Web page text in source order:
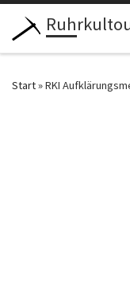
Zum Inhalt springen
Start»RKI